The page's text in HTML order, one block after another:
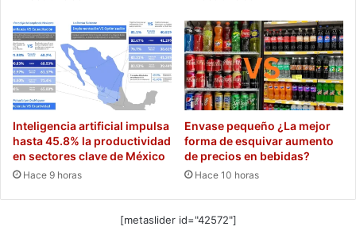
Inteligencia artificial impulsa
hasta 45.8% la productividad
en sectores clave de México
Hace 9 horas
Envase pequeño ¿La mejor
forma de esquivar aumento
de precios en bebidas?
Hace 10 horas
[metaslider id="42572"]